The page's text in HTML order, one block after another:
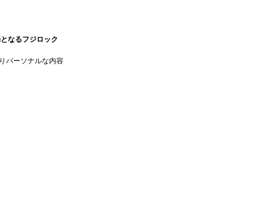
なるフジロック
パーソナルな内容